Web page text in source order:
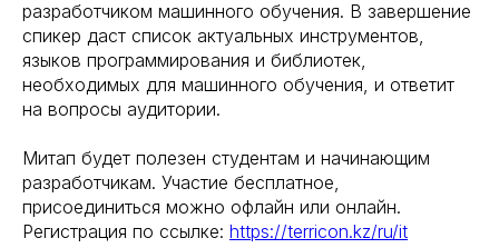
разработчиком машинного обучения. В завершение
спикер даст список актуальных инструментов,
языков программирования и библиотек,
необходимых для машинного обучения, и ответит
на вопросы аудитории.
Митап будет полезен студентам и начинающим
разработчикам. Участие бесплатное,
присоединиться можно офлайн или онлайн.
Регистрация по ссылке: https://terricon.kz/ru/it